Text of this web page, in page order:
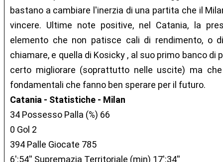
bastano a cambiare l'inerzia di una partita che il
vincere. Ultime note positive, nel Catania, la
elemento che non patisce cali di rendimento, o
chiamare, e quella di Kosicky , al suo primo banco di
certo migliorare (soprattutto nelle uscite) ma
fondamentali che fanno ben sperare per il futuro.
Catania - Statistiche - Milan
34 Possesso Palla (%) 66
0 Gol 2
394 Palle Giocate 785
6':54'' Supremazia Territoriale (min) 17':34''